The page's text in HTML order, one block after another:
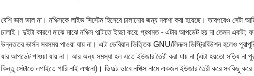
বেশি ভাল ভাল না। নপিক্সকে লাইভ সিস্টেম হিসেবে চালানোর জন্য নকশা করা হয়েছে। তারপরেও সেটা
চালাই। দুইটা কারণে মাঝে মাঝে নপিক্স পাল্টাতে ইচ্ছা করে: প্রথমত - এটার আপডেট হয় না তেমন একটা;
উন্নততর ভার্সন সবসময় পাওয়া যায় না। এটা ডেবিয়ান ভিত্তিক GNU/লিনাক্স ডিস্ট্রিবিউশন হলেও
যার আপডেট পাওয়া যায় না। আর অন্য সমস্যা হল এতে ইউজার তৈরী করা যায় না (এটা হয়তো সত্যি না
কিন্তু সেটাতে লগাইতে পারি নাই এখনো)। ডিফল্ট ভাবে নপিক্স নামে একজন ইউজার তৈরী করে সবকিছু